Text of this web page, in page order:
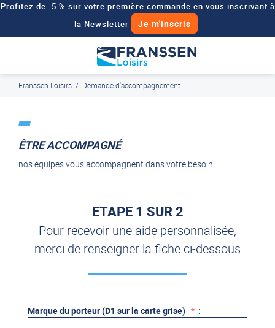
Profitez de -5 % sur votre première commande en vous inscrivant à
la Newsletter
Je m'inscris
Demander un devis
Paiement en ligne sécurisé, en 4x par Paypal
Franssen Loisirs / Demande d'accompagnement
ÊTRE ACCOMPAGNÉ
nos équipes vous accompagnent dans votre besoin
ETAPE 1 SUR 2
Pour recevoir une aide personnalisée,
merci de renseigner la fiche ci-dessous
Marque du porteur (D1 sur la carte grise) * :